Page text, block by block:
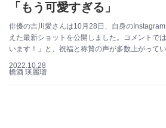
「もう可愛すぎる」
俳優の吉川愛さんは10月28日、自身の
えた最新ショットを公開しました。コメントで
います！」と、祝福と称賛の声が多数上がってい
2022.10.28
橋酒 瑛麗瑠